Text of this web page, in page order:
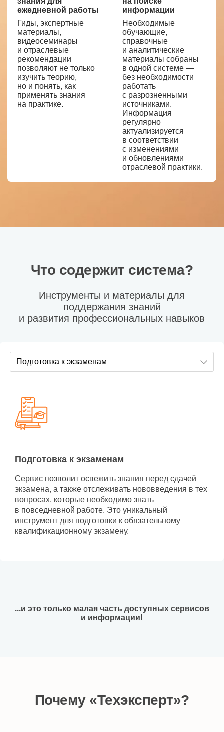
ежедневной работы
Гиды, экспертные
материалы,
видеосеминары
и отраслевые
рекомендации
позволяют не только
изучить теорию,
но и понять, как
применять знания
на практике.
информации
Необходимые
обучающие,
справочные
и аналитические
материалы собраны
в одной системе —
без необходимости
работать
с разрозненными
источниками.
Информация
регулярно
актуализируется
в соответствии
с изменениями
и обновлениями
отраслевой практики.
Что содержит система?
Инструменты и материалы для
поддержания знаний
и развития профессиональных навыков
Подготовка к экзаменам
Сервис позволит освежить знания перед сдачей
экзамена, а также отслеживать нововведения в тех
вопросах, которые необходимо знать
в повседневной работе. Это уникальный
инструмент для подготовки к обязательному
квалификационному экзамену.
...и это только малая часть доступных сервисов
и информации!
Почему «Техэксперт»?